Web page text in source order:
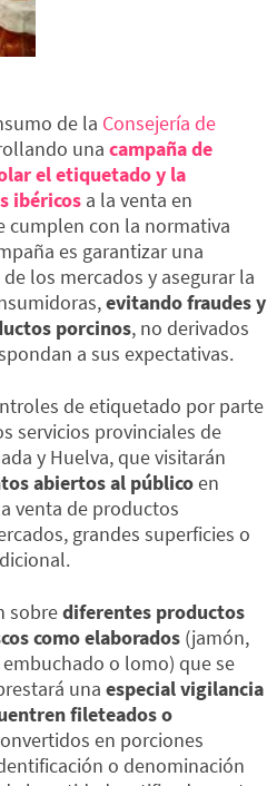
de la Consejería de
una campaña de
el etiquetado y la
ibéricos a la venta en
cumplen con la normativa
es garantizar una
los mercados y asegurar la
evitando fraudes y
porcinos, no derivados
a sus expectativas.
de etiquetado por parte
servicios provinciales de
y Huelva, que visitarán
abiertos al públicoen
venta de productos
grandes superficies o
sobrediferentes productos
como elaborados (jamón,
o lomo) que se
una especial vigilancia
fileteados o
en porciones
o denominación